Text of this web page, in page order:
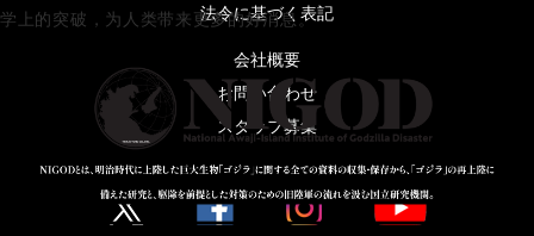
学上的突破，为人类带来更多的好消息。
法令に基づく表記
会社概要
お問い合わせ
スタッフ募集